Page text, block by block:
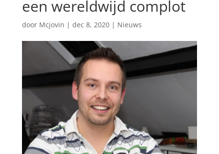
een wereldwijd complot
door Mcjovin | dec 8, 2020| Nieuws